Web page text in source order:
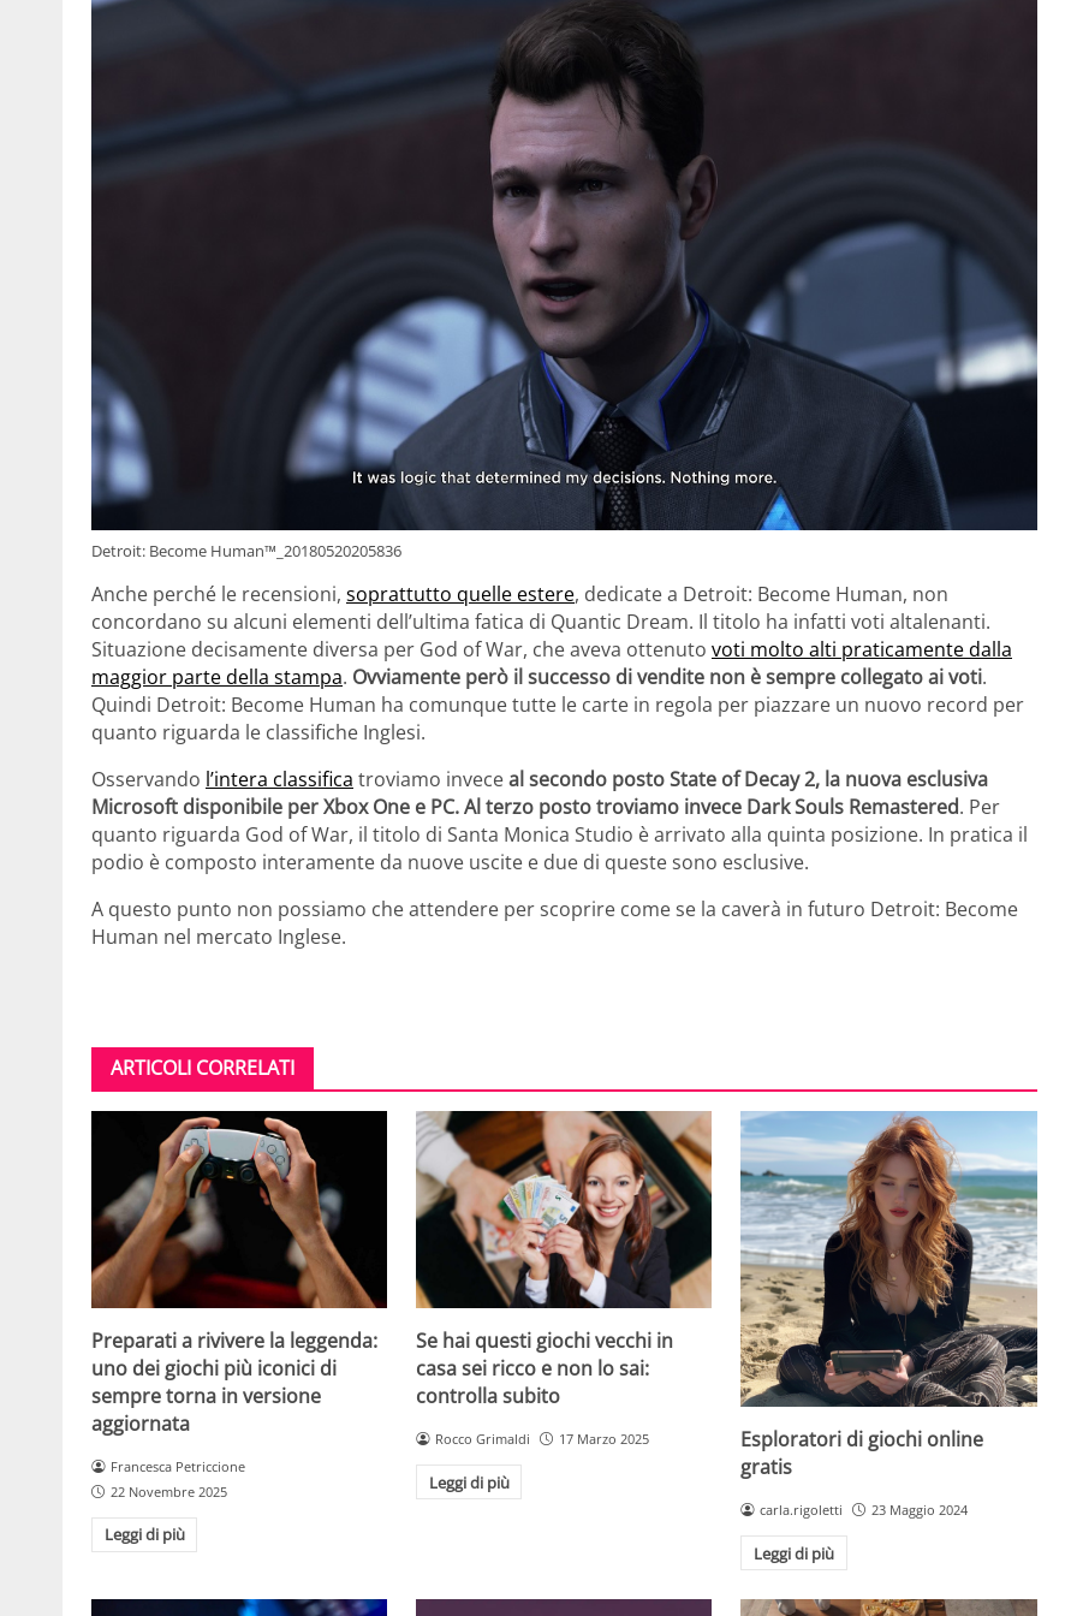
Detroit: Become Human™_20180520205836
Anche perché le recensioni, soprattutto quelle estere, dedicate a Detroit: Become Human, non
concordano su alcuni elementi dell’ultima fatica di Quantic Dream. Il titolo ha infatti voti altalenanti.
Situazione decisamente diversa per God of War, che aveva ottenuto voti molto alti praticamente dalla
maggior parte della stampa. Ovviamente però il successo di vendite non è sempre collegato ai voti.
Quindi Detroit: Become Human ha comunque tutte le carte in regola per piazzare un nuovo record per
quanto riguarda le classifiche Inglesi.
Osservando l’intera classifica troviamo inveceal secondo posto State of Decay 2, la nuova esclusiva
Microsoft disponibile per Xbox One e PC. Al terzo posto troviamo invece Dark Souls Remastered. Per
quanto riguarda God of War, il titolo di Santa Monica Studio è arrivato alla quinta posizione. In pratica il
podio è composto interamente da nuove uscite e due di queste sono esclusive.
A questo punto non possiamo che attendere per scoprire come se la caverà in futuro Detroit: Become
Human nel mercato Inglese.
ARTICOLI CORRELATI
Preparati a rivivere la leggenda:
uno dei giochi più iconici di
sempre torna in versione
aggiornata
Francesca Petriccione
22 Novembre 2025
Leggi di più
Se hai questi giochi vecchi in
casa sei ricco e non lo sai:
controlla subito
Rocco Grimaldi 17 Marzo 2025
Leggi di più
Esploratori di giochi online
gratis
carla.rigoletti 23 Maggio 2024
Leggi di più